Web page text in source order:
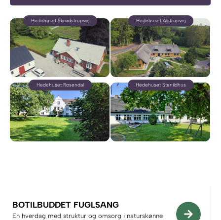
​Hedehuset Skrødstrupvej​ Hedehuset Alstrupvej​
Hedehuset Rosendal Hedehuset Stenildhus
BOTILBUDDET FUGLSANG
En hverdag med struktur og omsorg i naturskønne